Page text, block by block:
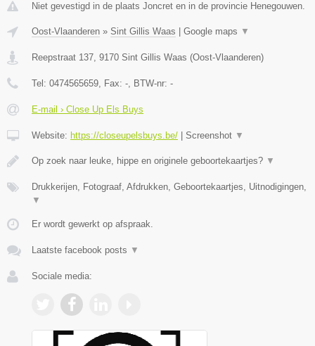
Niet gevestigd in de plaats Joncret en in de provincie Henegouwen.
Oost-Vlaanderen » Sint Gillis Waas Google maps ▼
Reepstraat 137, 9170 Sint Gillis Waas (Oost-Vlaanderen)
Tel: 0474565659, Fax: -, BTW-nr: -
E-mail › Close Up Els Buys
Website: https://closeupelsbuys.be/ Screenshot ▼
Op zoek naar leuke, hippe en originele geboortekaartjes? ▼
Drukkerijen, Fotograaf, Afdrukken, Geboortekaartjes, Uitnodigingen,
▼
Er wordt gewerkt op afspraak.
Laatste facebook posts ▼
Sociale media: